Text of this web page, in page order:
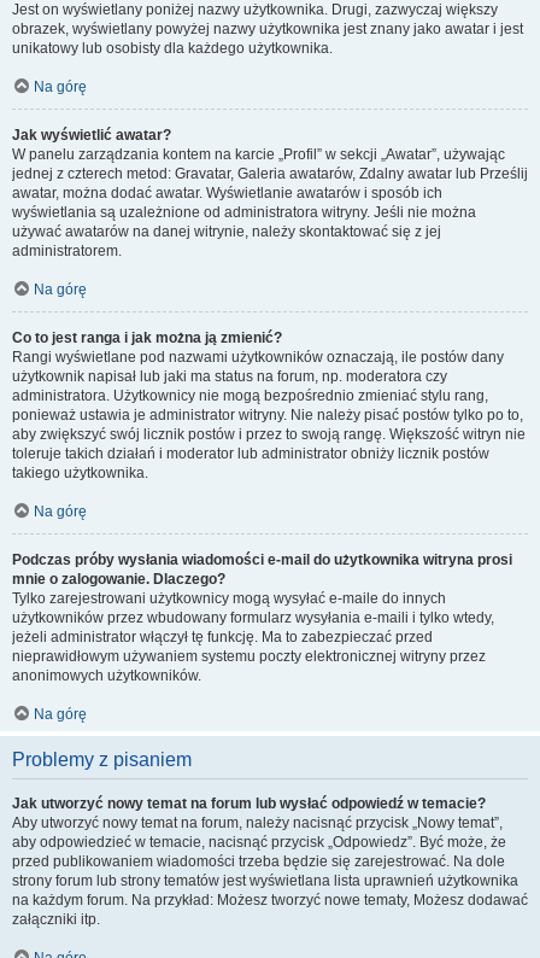
Jest on wyświetlany poniżej nazwy użytkownika. Drugi, zazwyczaj większy
obrazek, wyświetlany powyżej nazwy użytkownika jest znany jako awatar i jest
unikatowy lub osobisty dla każdego użytkownika.
Na górę
Jak wyświetlić awatar?
W panelu zarządzania kontem na karcie „Profil” w sekcji „Awatar”, używając
jednej z czterech metod: Gravatar, Galeria awatarów, Zdalny awatar lub Prześlij
awatar, można dodać awatar. Wyświetlanie awatarów i sposób ich
wyświetlania są uzależnione od administratora witryny. Jeśli nie można
używać awatarów na danej witrynie, należy skontaktować się z jej
administratorem.
Na górę
Co to jest ranga i jak można ją zmienić?
Rangi wyświetlane pod nazwami użytkowników oznaczają, ile postów dany
użytkownik napisał lub jaki ma status na forum, np. moderatora czy
administratora. Użytkownicy nie mogą bezpośrednio zmieniać stylu rang,
ponieważ ustawia je administrator witryny. Nie należy pisać postów tylko po to,
aby zwiększyć swój licznik postów i przez to swoją rangę. Większość witryn nie
toleruje takich działań i moderator lub administrator obniży licznik postów
takiego użytkownika.
Na górę
Podczas próby wysłania wiadomości e-mail do użytkownika witryna prosi
mnie o zalogowanie. Dlaczego?
Tylko zarejestrowani użytkownicy mogą wysyłać e-maile do innych
użytkowników przez wbudowany formularz wysyłania e-maili i tylko wtedy,
jeżeli administrator włączył tę funkcję. Ma to zabezpieczać przed
nieprawidłowym używaniem systemu poczty elektronicznej witryny przez
anonimowych użytkowników.
Na górę
Problemy z pisaniem
Jak utworzyć nowy temat na forum lub wysłać odpowiedź w temacie?
Aby utworzyć nowy temat na forum, należy nacisnąć przycisk „Nowy temat”,
aby odpowiedzieć w temacie, nacisnąć przycisk „Odpowiedz”. Być może, że
przed publikowaniem wiadomości trzeba będzie się zarejestrować. Na dole
strony forum lub strony tematów jest wyświetlana lista uprawnień użytkownika
na każdym forum. Na przykład: Możesz tworzyć nowe tematy, Możesz dodawać
załączniki itp.